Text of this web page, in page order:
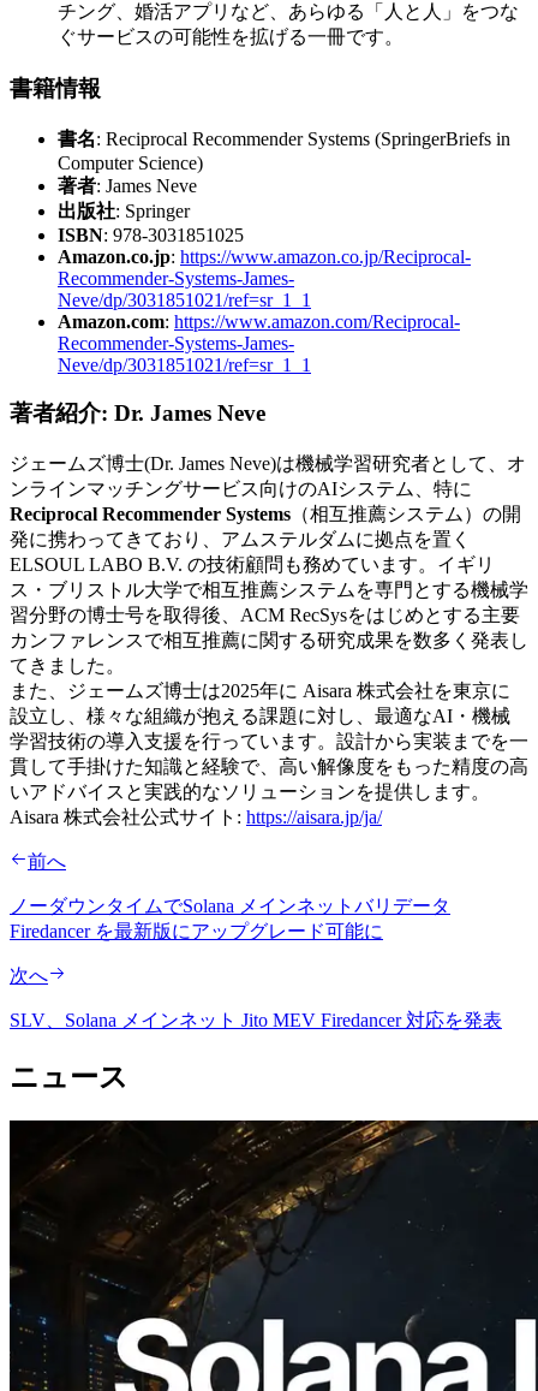
チング、婚活アプリなど、あらゆる「人と人」をつな
ぐサービスの可能性を拡げる一冊です。
書籍情報
書名: Reciprocal Recommender Systems (SpringerBriefs in
Computer Science)
著者: James Neve
出版社: Springer
ISBN: 978-3031851025
Amazon.co.jp: https://www.amazon.co.jp/Reciprocal-
Recommender-Systems-James-
Neve/dp/3031851021/ref=sr_1_1
Amazon.com: https://www.amazon.com/Reciprocal-
Recommender-Systems-James-
Neve/dp/3031851021/ref=sr_1_1
著者紹介: Dr. James Neve
ジェームズ博士(Dr. James Neve)は機械学習研究者として、オ
ンラインマッチングサービス向けのAIシステム、特に
Reciprocal Recommender Systems （相互推薦システム）の開
発に携わってきており、アムステルダムに拠点を置く
ELSOUL LABO B.V. の技術顧問も務めています。イギリ
ス・ブリストル大学で相互推薦システムを専門とする機械学
習分野の博士号を取得後、ACM RecSysをはじめとする主要
カンファレンスで相互推薦に関する研究成果を数多く発表し
てきました。
また、ジェームズ博士は2025年に Aisara 株式会社を東京に
設立し、様々な組織が抱える課題に対し、最適なAI・機械
学習技術の導入支援を行っています。設計から実装までを一
貫して手掛けた知識と経験で、高い解像度をもった精度の高
いアドバイスと実践的なソリューションを提供します。
Aisara 株式会社公式サイト: https://aisara.jp/ja/
前へ
ノーダウンタイムでSolana メインネットバリデータ
Firedancer を最新版にアップグレード可能に
次へ
SLV、Solana メインネット Jito MEV Firedancer 対応を発表
ニュース